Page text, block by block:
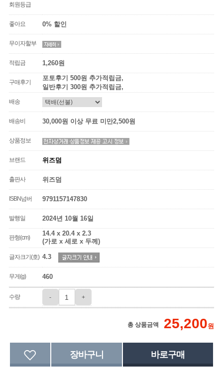
회원등급
좋아요 0% 할인
무이자할부
적립금 1,260원
구매후기
포토후기 500원 추가적립금,
일반후기 300원 추가적립금,
배송
배송비 30,000원 이상 무료 미만2,500원
상품정보
브랜드 위즈덤
출판사 위즈덤
ISBN넘버 9791157147830
발행일 2024년 10월 16일
판형(cm)
14.4 x 20.4 x 2.3
(가로 x 세로 x 두께)
글자크기(호) 4.3
무게(g) 460
수량 - +
총 상품금액 25,200원